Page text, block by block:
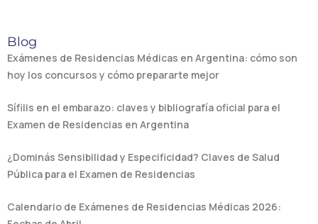
Blog
Exámenes de Residencias Médicas en Argentina: cómo son
hoy los concursos y cómo prepararte mejor
Sífilis en el embarazo: claves y bibliografía oficial para el
Examen de Residencias en Argentina
¿Dominás Sensibilidad y Especificidad? Claves de Salud
Pública para el Examen de Residencias
Calendario de Exámenes de Residencias Médicas 2026: